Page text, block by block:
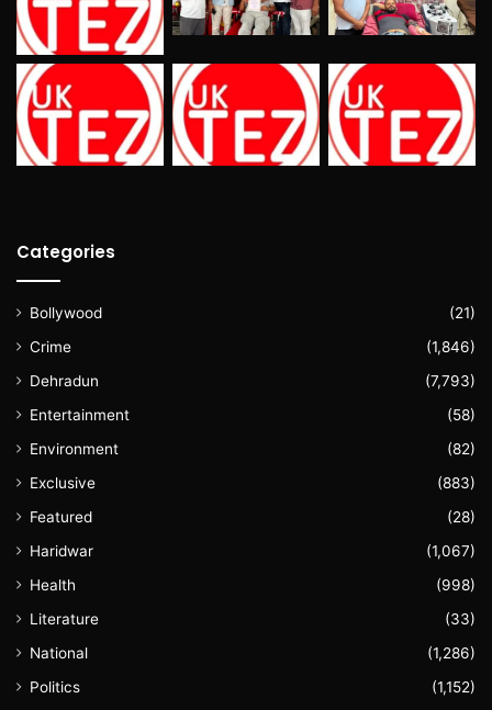
Categories
Bollywood
(21)
Crime
(1,846)
Dehradun
(7,793)
Entertainment
(58)
Environment
(82)
Exclusive
(883)
Featured
(28)
Haridwar
(1,067)
Health
(998)
Literature
(33)
National
(1,286)
Politics
(1,152)